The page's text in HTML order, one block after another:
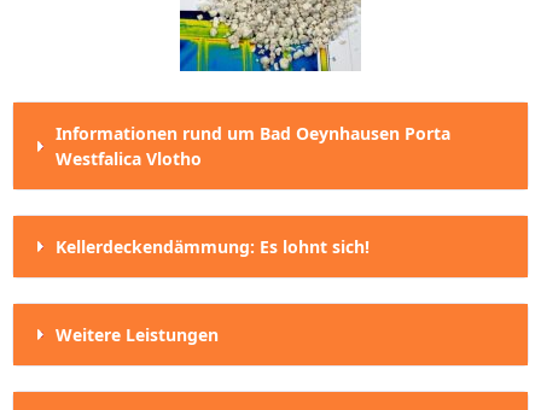
Informationen rund um Bad Oeynhausen Porta
Westfalica Vlotho
Kellerdeckendämmung: Es lohnt sich!
Weitere Leistungen